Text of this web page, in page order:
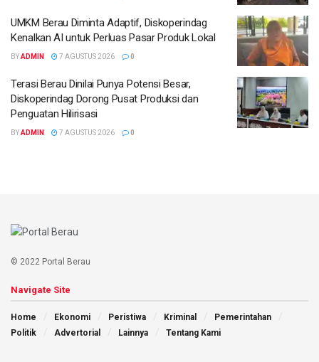
UMKM Berau Diminta Adaptif, Diskoperindag
Kenalkan AI untuk Perluas Pasar Produk Lokal
BYADMIN 7 AGUSTUS 2026 0
Terasi Berau Dinilai Punya Potensi Besar,
Diskoperindag Dorong Pusat Produksi dan
Penguatan Hilirisasi
BYADMIN 7 AGUSTUS 2026 0
© 2022 Portal Berau
Navigate Site
Home Ekonomi Peristiwa Kriminal
Pemerintahan
Politik
Advertorial Lainnya Tentang Kami